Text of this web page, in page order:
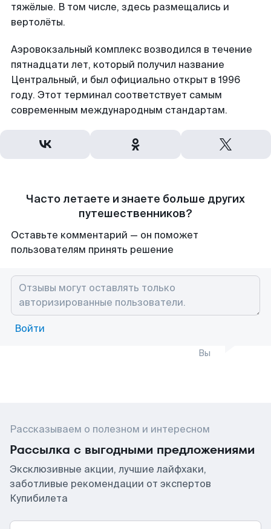
тяжёлые. В том числе, здесь размещались и
вертолёты.
Аэровокзальный комплекс возводился в течение
пятнадцати лет, который получил название
Центральный, и был официально открыт в 1996
году. Этот терминал соответствует самым
современным международным стандартам.
Часто летаете и знаете больше других
путешественников?
Оставьте комментарий — он поможет
пользователям принять решение
Войти
Вы
Рассказываем о полезном и интересном
Рассылка с выгодными предложениями
Эксклюзивные акции, лучшие лайфхаки,
заботливые рекомендации от экспертов
Купибилета